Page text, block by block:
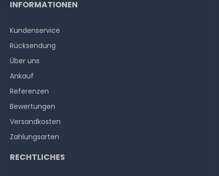
INFORMATIONEN
Kundenservice
Rücksendung
Über uns
Ankauf
Referenzen
Bewertungen
Versandkosten
Zahlungsarten
RECHTLICHES